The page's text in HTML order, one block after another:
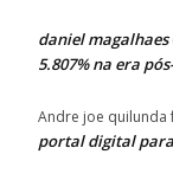
daniel magalhaes
5.807% na era
Andre joe quilunda
portal digital